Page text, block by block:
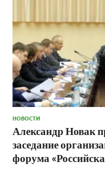
НОВОСТИ
Александр Новак
заседание
форума